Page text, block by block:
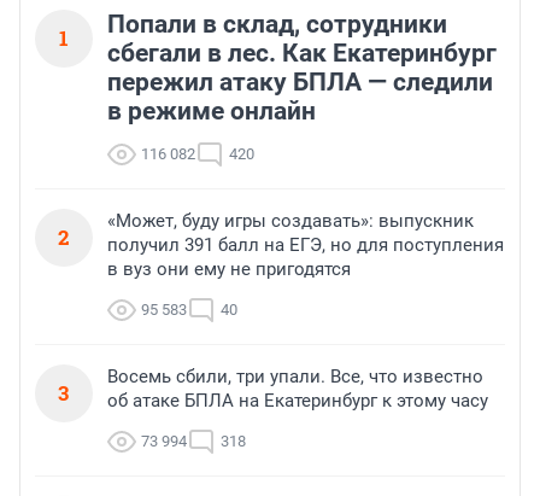
1
Попали в склад, сотрудники
сбегали в лес. Как Екатеринбург
пережил атаку БПЛА — следили
в режиме онлайн
116 082 420
2
«Может, буду игры создавать»: выпускник
получил 391 балл на ЕГЭ, но для поступления
в вуз они ему не пригодятся
95 583 40
3
Восемь сбили, три упали. Все, что известно
об атаке БПЛА на Екатеринбург к этому часу
73 994 318